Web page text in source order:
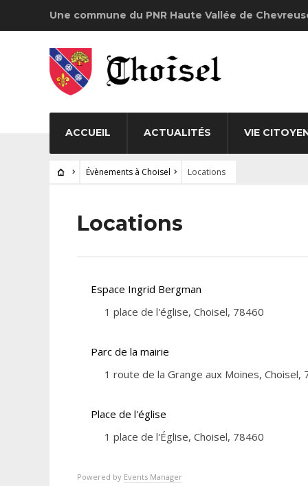
Une commune du PNR Haute Vallée de
ACCUEIL ACTUALITÉS VIE
Évènements à Choisel Locations
Locations
Espace Ingrid Bergman
1 place de l'église, Choisel, 78460
Parc de la mairie
1 route de la Grange aux Moines, Choisel,
Place de l'église
1 place de l'Église, Choisel, 78460
Powered by Events Manager